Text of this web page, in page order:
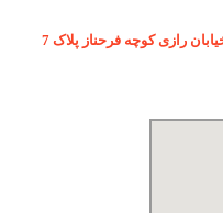
رازی کوچه فرحناز پلاک 7